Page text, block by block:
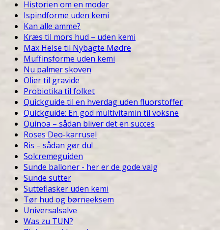
Historien om en moder
Ispindforme uden kemi
Kan alle amme?
Kræs til mors hud – uden kemi
Max Helse til Nybagte Mødre
Muffinsforme uden kemi
Nu palmer skoven
Olier til gravide
Probiotika til folket
Quickguide til en hverdag uden fluorstoffer
Quickguide: En god multivitamin til voksne
Quinoa – sådan bliver det en succes
Roses Deo-karrusel
Ris – sådan gør du!
Solcremeguiden
Sunde balloner - her er de gode valg
Sunde sutter
Sutteflasker uden kemi
Tør hud og børneeksem
Universalsalve
Was zu TUN?